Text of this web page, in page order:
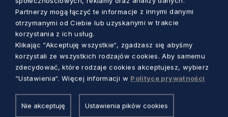
KULTURA
Partnerzy mogą łączyć te informacje z innymi danymi
otrzymanymi od Ciebie lub uzyskanymi w trakcie
korzystania z ich usług.
Klikając “Akceptuję wszystkie“, zgadzasz się abyśmy
korzystali ze wszystkich rodzajów cookies. Aby samemu
zdecydować, które rodzaje cookies akceptujesz, wybierz
“Ustawienia“. Więcej informacji w Polityce prywatności
Nie akceptuję Ustawienia pików cookies